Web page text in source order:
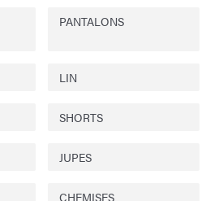
PANTALONS
LIN
SHORTS
JUPES
CHEMISES